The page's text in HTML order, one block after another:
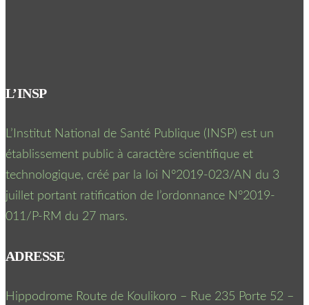
L’INSP
L’Institut National de Santé Publique (INSP) est un
établissement public à caractère scientifique et
technologique, créé par la loi N°2019-023/AN du 3
juillet portant ratification de l’ordonnance N°2019-
011/P-RM du 27 mars.
ADRESSE
Hippodrome Route de Koulikoro – Rue 235 Porte 52 –